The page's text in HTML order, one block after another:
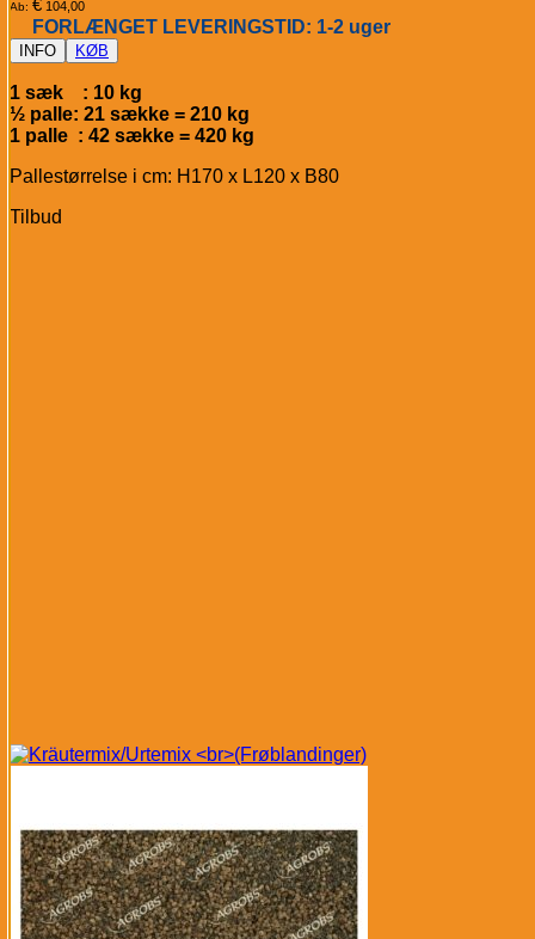
Ab: 104,00
FORLÆNGET LEVERINGSTID: 1-2 uger
INFO KØB
1 sæk : 10 kg
½ palle: 21 sække = 210 kg
1 palle : 42 sække = 420 kg
Pallestørrelse i cm: H170 x L120 x B80
Tilbud